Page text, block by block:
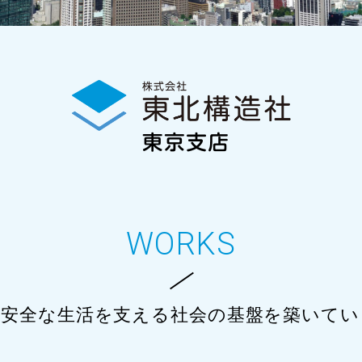
WORKS
全な生活を支える社会の基盤を築いて